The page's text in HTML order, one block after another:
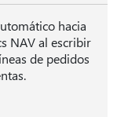
hacia
NAV al escribir
de pedidos